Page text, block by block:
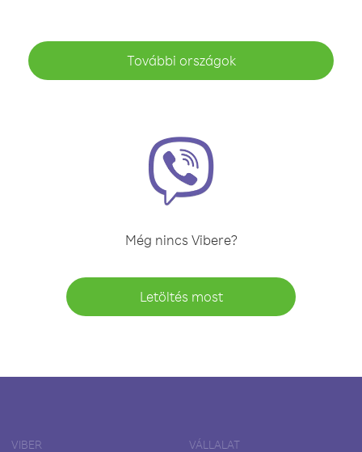
További országok
Még nincs Vibere?
Letöltés most
VIBER VÁLLALAT